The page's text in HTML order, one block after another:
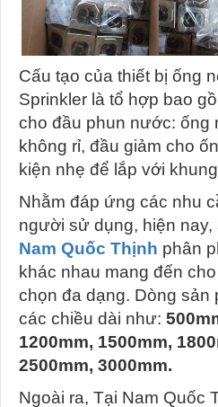
Cấu tạo của thiết bị ống
Sprinkler là tổ hợp bao
cho đầu phun nước: ống
không rỉ, đầu giảm cho
kiện nhẹ để lắp với
Nhằm đáp ứng các nhu
người sử dụng, hiện
Nam Quốc Thịnh phân
khác nhau mang đến
chọn đa dạng. Dòng sản
các chiều dài như:
1200mm, 1500mm,
2500mm, 3000mm.
Ngoài ra, Tại Nam Quốc